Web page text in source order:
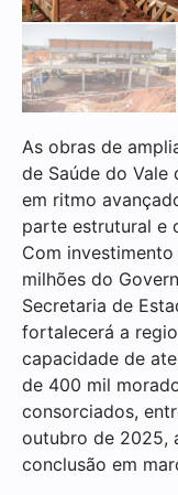
As obras de
de Saúde do Vale
em ritmo
parte estrutural e
Com
milhões do
Secretaria de
fortalecerá a
capacidade de
de 400 mil
consorciados,
outubro de 2025,
conclusão em